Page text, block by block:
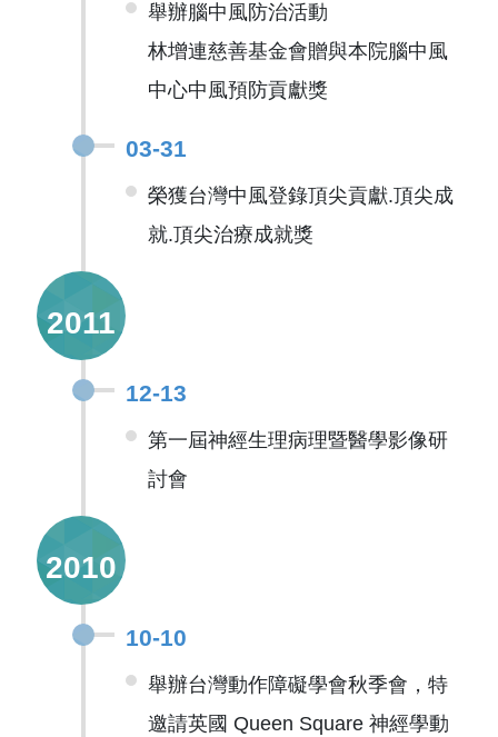
舉辦腦中風防治活動
林增連慈善基金會贈與本院腦中風
中心中風預防貢獻獎
03-31
榮獲台灣中風登錄頂尖貢獻.頂尖成
就.頂尖治療成就獎
2011
12-13
第一屆神經生理病理暨醫學影像研
討會
2010
10-10
舉辦台灣動作障礙學會秋季會，特
邀請英國 Queen Square 神經學動